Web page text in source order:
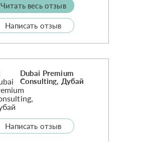
Читать весь отзыв
Написать отзыв
Dubai Premium
Consulting, Дубай
Написать отзыв